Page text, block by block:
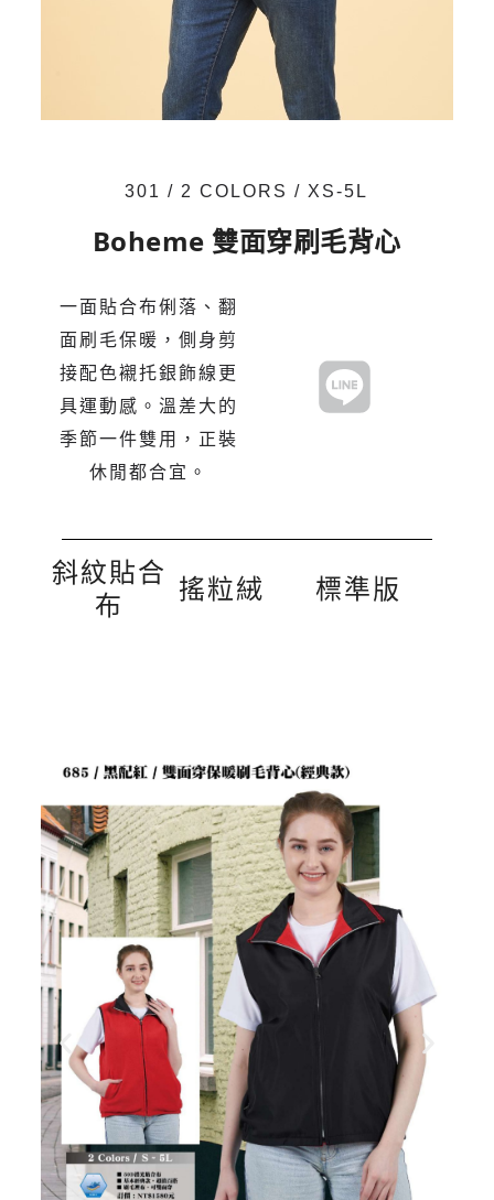
301 / 2 COLORS / XS-5L
Boheme 雙面穿刷毛背心
一面貼合布俐落、翻
面刷毛保暖，側身剪
接配色襯托銀飾線更
具運動感。溫差大的
季節一件雙用，正裝
休閒都合宜。
斜紋貼合
布
搖粒絨​ 標準版